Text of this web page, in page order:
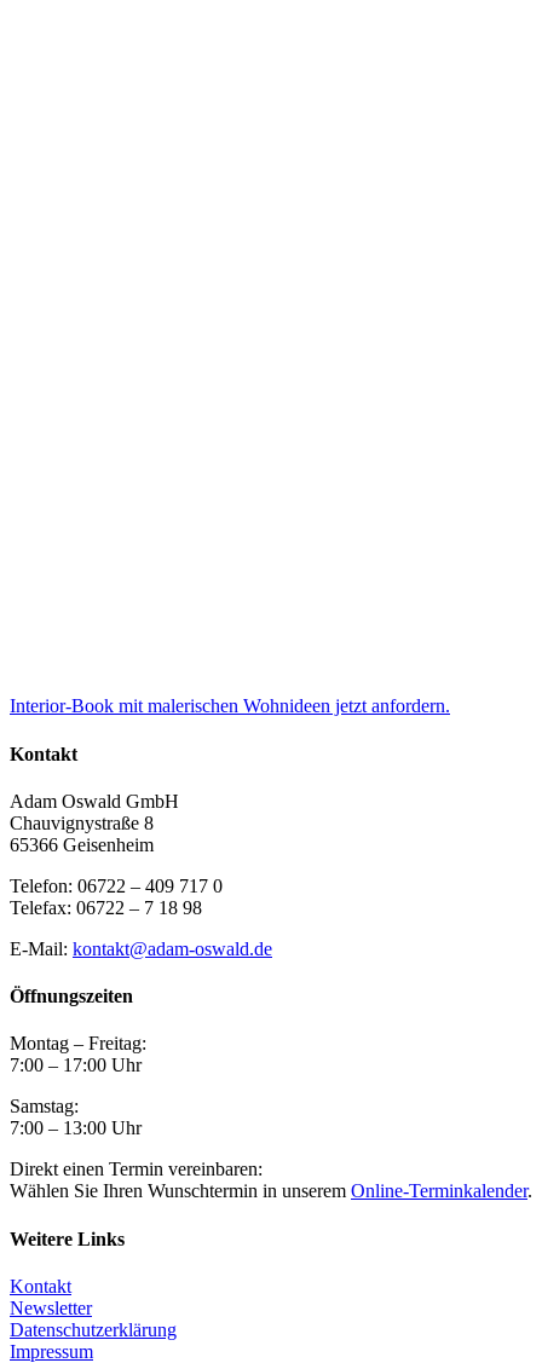
Interior-Book mit malerischen Wohnideen jetzt anfordern.
Kontakt
Adam Oswald GmbH
Chauvignystraße 8
65366 Geisenheim
Telefon: 06722 – 409 717 0
Telefax: 06722 – 7 18 98
E-Mail: kontakt@adam-oswald.de
Öffnungszeiten
Montag – Freitag:
7:00 – 17:00 Uhr
Samstag:
7:00 – 13:00 Uhr
Direkt einen Termin vereinbaren:
Wählen Sie Ihren Wunschtermin in unserem Online-Terminkalender.
Weitere Links
Kontakt
Newsletter
Datenschutzerklärung
Impressum